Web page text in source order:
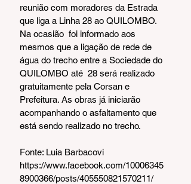
reunião com moradores da Estrada
que liga a Linha 28 ao QUILOMBO.
Na ocasião  foi informado aos
mesmos que a ligação de rede de
água do trecho entre a Sociedade do
QUILOMBO até  28 será realizado
gratuitamente pela Corsan e
Prefeitura. As obras já iniciarão
acompanhando o asfaltamento que
está sendo realizado no trecho.
Fonte: Luia Barbacovi
https://www.facebook.com/10006345
8900366/posts/405550821570211/